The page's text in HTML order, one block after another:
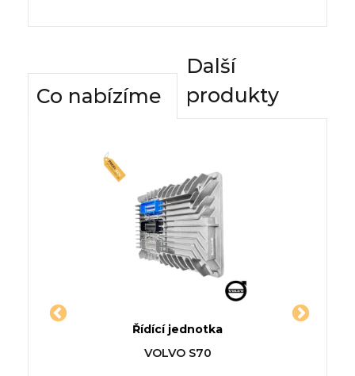
Co nabízíme
Další
produkty
Řídící jednotka
VOLVO S70
Jednotka VOLVO V40 kombi
(645)